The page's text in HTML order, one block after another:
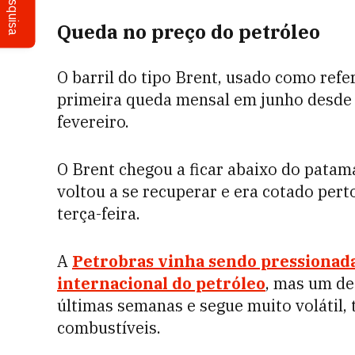
Queda no preço do petróleo
O barril do tipo Brent, usado como
primeira queda mensal em junho
fevereiro.
O Brent chegou a ficar abaixo do
voltou a se recuperar e era cotado
terça-feira.
A Petrobras vinha sendo
internacional do petróleo, mas um
últimas semanas e segue muito
combustíveis.